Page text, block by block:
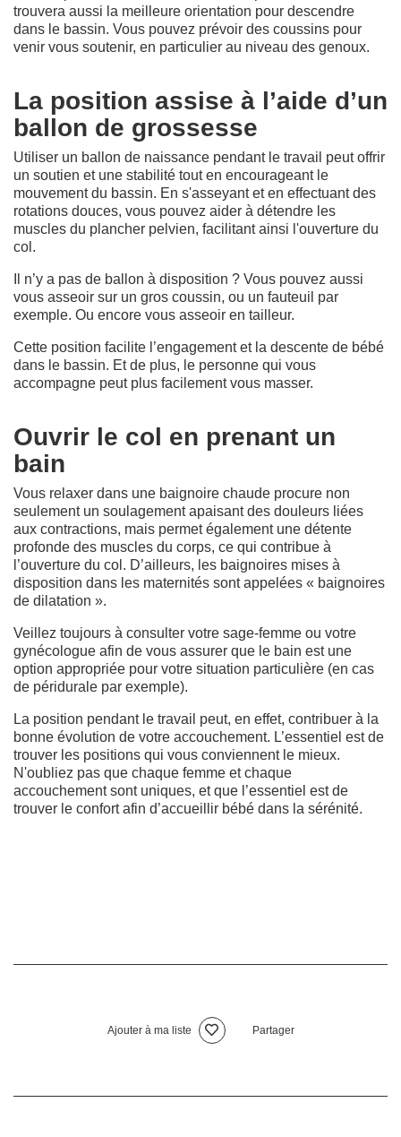
trouvera aussi la meilleure orientation pour descendre
dans le bassin. Vous pouvez prévoir des coussins pour
venir vous soutenir, en particulier au niveau des genoux.
La position assise à l’aide d’un
ballon de grossesse
Utiliser un ballon de naissance pendant le travail peut offrir
un soutien et une stabilité tout en encourageant le
mouvement du bassin. En s'asseyant et en effectuant des
rotations douces, vous pouvez aider à détendre les
muscles du plancher pelvien, facilitant ainsi l'ouverture du
col.
Il n’y a pas de ballon à disposition ? Vous pouvez aussi
vous asseoir sur un gros coussin, ou un fauteuil par
exemple. Ou encore vous asseoir en tailleur.
Cette position facilite l’engagement et la descente de bébé
dans le bassin. Et de plus, le personne qui vous
accompagne peut plus facilement vous masser.
Ouvrir le col en prenant un
bain
Vous relaxer dans une baignoire chaude procure non
seulement un soulagement apaisant des douleurs liées
aux contractions, mais permet également une détente
profonde des muscles du corps, ce qui contribue à
l’ouverture du col. D’ailleurs, les baignoires mises à
disposition dans les maternités sont appelées « baignoires
de dilatation ».
Veillez toujours à consulter votre sage-femme ou votre
gynécologue afin de vous assurer que le bain est une
option appropriée pour votre situation particulière (en cas
de péridurale par exemple).
La position pendant le travail peut, en effet, contribuer à la
bonne évolution de votre accouchement. L’essentiel est de
trouver les positions qui vous conviennent le mieux.
N'oubliez pas que chaque femme et chaque
accouchement sont uniques, et que l’essentiel est de
trouver le confort afin d’accueillir bébé dans la sérénité.
Ajouter à ma liste Partager